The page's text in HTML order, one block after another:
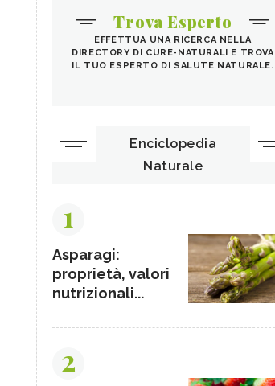
Trova Esperto
EFFETTUA UNA RICERCA NELLA
DIRECTORY DI CURE-NATURALI E TROVA
IL TUO ESPERTO DI SALUTE NATURALE.
Enciclopedia
Naturale
1
Asparagi:
proprietà, valori
nutrizionali...
2